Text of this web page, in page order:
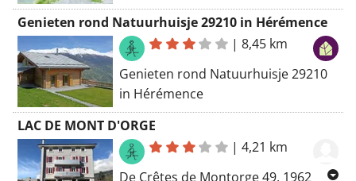
Chemin des berges du Rhône ti
conduce attraverso un percorso
lungo 10,9 chilometri nella
splendida natura intorno a Les
Diablerets e vicino a Pannatier Jean-
Marc Libéro-Moto. Il percorso,
classificato come di media difficoltà,
è ben segnalato e ti offre
l'opportunità di scoprire il
Genieten rond Natuurhuisje 29210 in Hérémence
|8,45 km
Genieten rond Natuurhuisje 29210
in Hérémence
LAC DE MONT D'ORGE
|4,21 km
De Crêtes de Montorge 49, 1962